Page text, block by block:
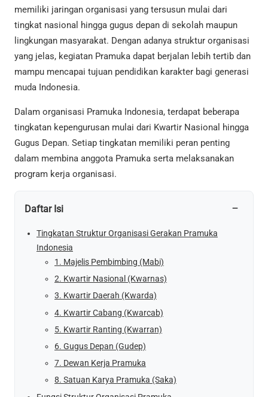
memiliki jaringan organisasi yang tersusun mulai dari
tingkat nasional hingga gugus depan di sekolah maupun
lingkungan masyarakat. Dengan adanya struktur organisasi
yang jelas, kegiatan Pramuka dapat berjalan lebih tertib dan
mampu mencapai tujuan pendidikan karakter bagi generasi
muda Indonesia.
Dalam organisasi Pramuka Indonesia, terdapat beberapa
tingkatan kepengurusan mulai dari Kwartir Nasional hingga
Gugus Depan. Setiap tingkatan memiliki peran penting
dalam membina anggota Pramuka serta melaksanakan
program kerja organisasi.
Daftar Isi −
Tingkatan Struktur Organisasi Gerakan Pramuka
Indonesia
1. Majelis Pembimbing (Mabi)
2. Kwartir Nasional (Kwarnas)
3. Kwartir Daerah (Kwarda)
4. Kwartir Cabang (Kwarcab)
5. Kwartir Ranting (Kwarran)
6. Gugus Depan (Gudep)
7. Dewan Kerja Pramuka
8. Satuan Karya Pramuka (Saka)